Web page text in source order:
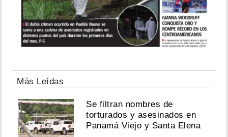
Más Leídas
Se filtran nombres de
torturados y asesinados en
Panamá Viejo y Santa Elena